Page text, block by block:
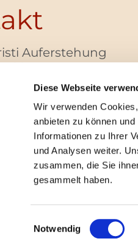
Diese Webseite
Wir verwenden
anbieten zu können
Informationen zu Ihrer
und Analysen weiter.
zusammen, die Sie
gesammelt haben.
Einwilligungsauswahl
Notwendig
Auferstehung
28
00 03 -40
auferstehung.net
0193 6006 9310 04